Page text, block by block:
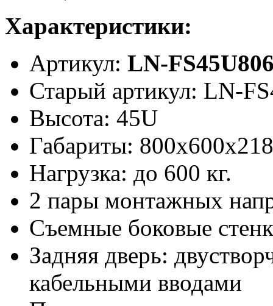
Характеристики:
Артикул: LN-
Старый артикул: LN-
Высота: 45U
Габариты:
Нагрузка: до 600 кг.
2 пары монтажных
Съемные боковые
Задняя дверь:
кабельными вводами